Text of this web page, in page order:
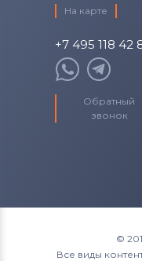
На карте
+7 495 118 42
Обратный
звонок
©
Все виды